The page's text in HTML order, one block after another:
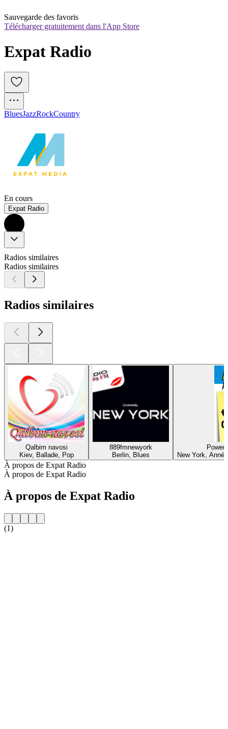
Sauvegarde des favoris
Télécharger gratuitement dans l'App Store
BluesJazzRockCountry
En cours
Expat Radio
Radios similaires
Radios similaires
Radios similaires
Qalbim navosi
Kiev, Ballade, Pop
889fmnewyork
Berlin, Blues
New York,
À propos de Expat Radio
À propos de Expat Radio
À propos de Expat Radio
(1)